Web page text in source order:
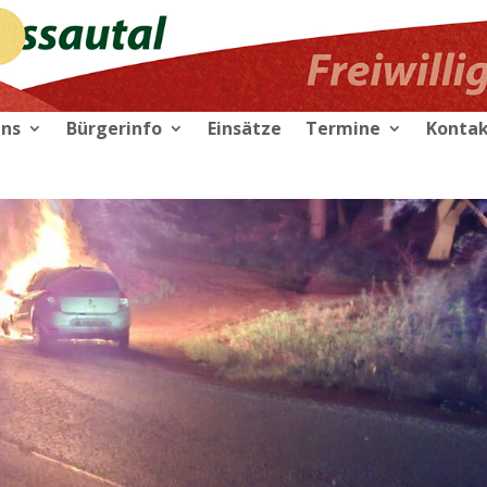
Bürgerinfo Einsätze Termine